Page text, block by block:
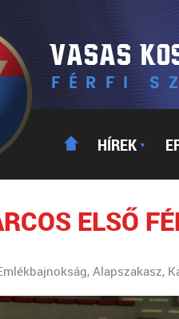
HÍREK ▼
ELSŐ
Alapszakasz,